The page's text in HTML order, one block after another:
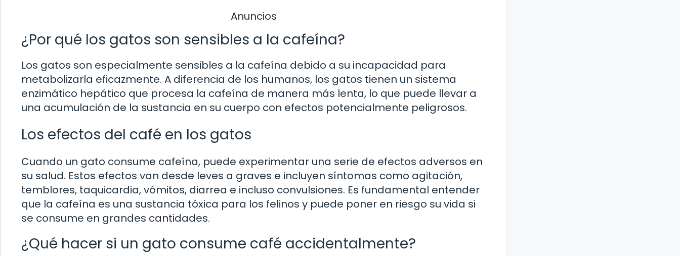
Anuncios
¿Por qué los gatos son sensibles a la cafeína?
Los gatos son especialmente sensibles a la cafeína debido a su incapacidad para
metabolizarla eficazmente. A diferencia de los humanos, los gatos tienen un sistema
enzimático hepático que procesa la cafeína de manera más lenta, lo que puede llevar a
una acumulación de la sustancia en su cuerpo con efectos potencialmente peligrosos.
Los efectos del café en los gatos
Cuando un gato consume cafeína, puede experimentar una serie de efectos adversos en
su salud. Estos efectos van desde leves a graves e incluyen síntomas como agitación,
temblores, taquicardia, vómitos, diarrea e incluso convulsiones. Es fundamental entender
que la cafeína es una sustancia tóxica para los felinos y puede poner en riesgo su vida si
se consume en grandes cantidades.
¿Qué hacer si un gato consume café accidentalmente?